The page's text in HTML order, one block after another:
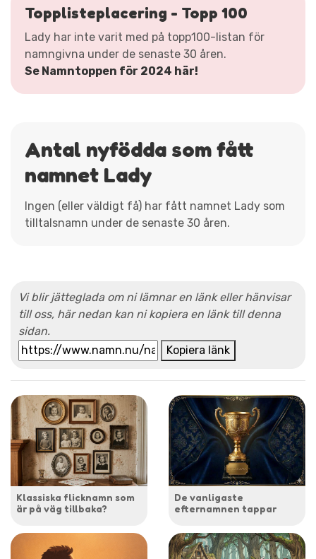
Topplisteplacering - Topp 100
Lady har inte varit med på topp100-listan för
namngivna under de senaste 30 åren.
Se Namntoppen för 2024 här!
Antal nyfödda som fått
namnet Lady
Ingen (eller väldigt få) har fått namnet Lady som
tilltalsnamn under de senaste 30 åren.
Vi blir jätteglada om ni lämnar en länk eller hänvisar
till oss, här nedan kan ni kopiera en länk till denna
sidan.
Kopiera länk
Klassiska flicknamn som
är på väg tillbaka?
De vanligaste
efternamnen tappar